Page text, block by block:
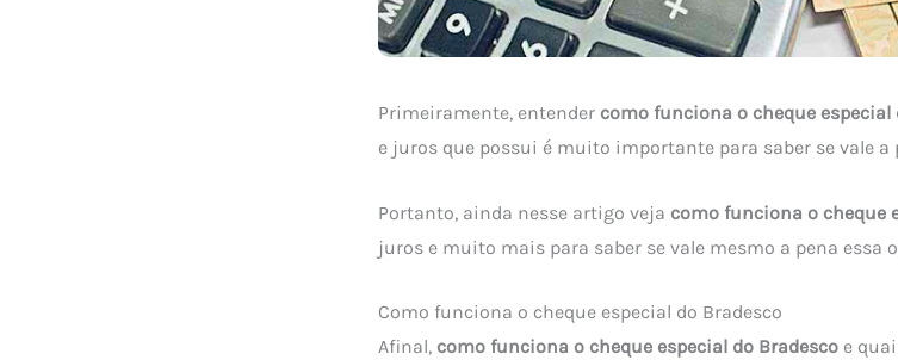
Primeiramente, entender como funciona o cheque especial
e juros que possui é muito importante para saber se vale a
Portanto, ainda nesse artigo veja como funciona o cheque
juros e muito mais para saber se vale mesmo a pena essa
Como funciona o cheque especial do Bradesco
Afinal, como funciona o cheque especial do Bradesco e